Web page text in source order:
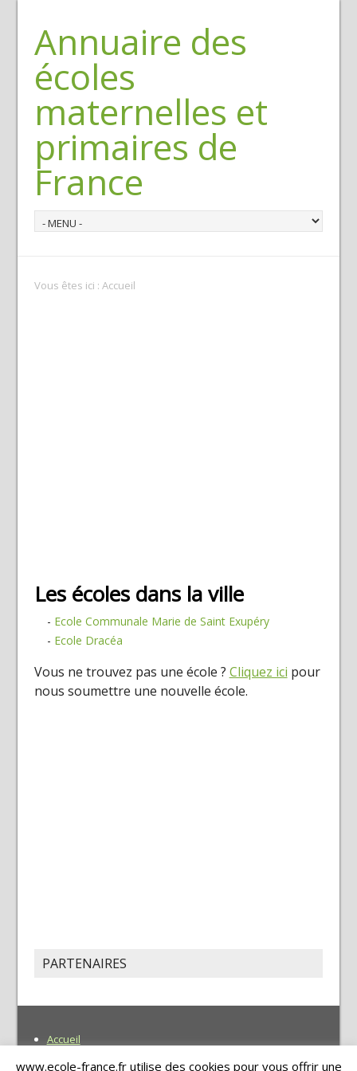
Annuaire des
écoles
maternelles et
primaires de
France
Vous êtes ici : Accueil
Les écoles dans la ville
- Ecole Communale Marie de Saint Exupéry
- Ecole Dracéa
Vous ne trouvez pas une école ? Cliquez ici pour
nous soumettre une nouvelle école.
PARTENAIRES
Accueil
www.ecole-france.fr utilise des cookies pour vous offrir une